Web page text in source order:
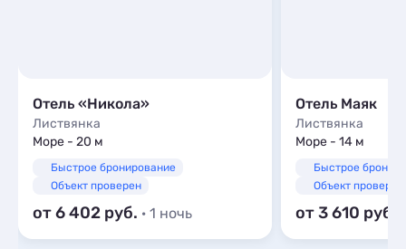
Отель «Никола»
Листвянка
Море - 20 м
Быстрое бронирование
Объект проверен
от 6 402 · 1 ночь
Отель Маяк
Листвянка
Море - 14 м
Быстрое
Объект проверен
от 3 610